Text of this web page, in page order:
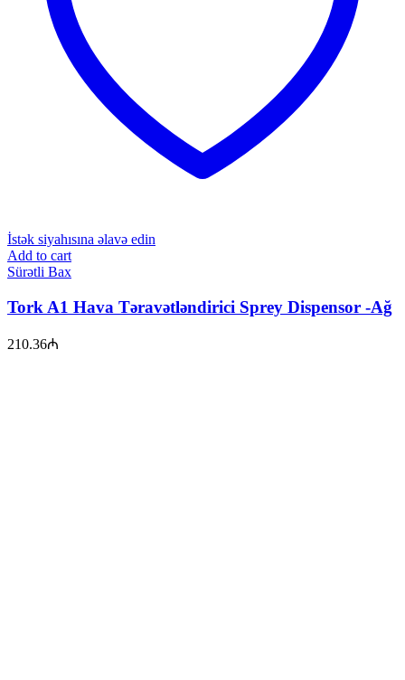
İstək siyahısına əlavə edin
Add to cart
Sürətli Bax
Tork A1 Hava Təravətləndirici Sprey Dispensor -Ağ
210.36₼